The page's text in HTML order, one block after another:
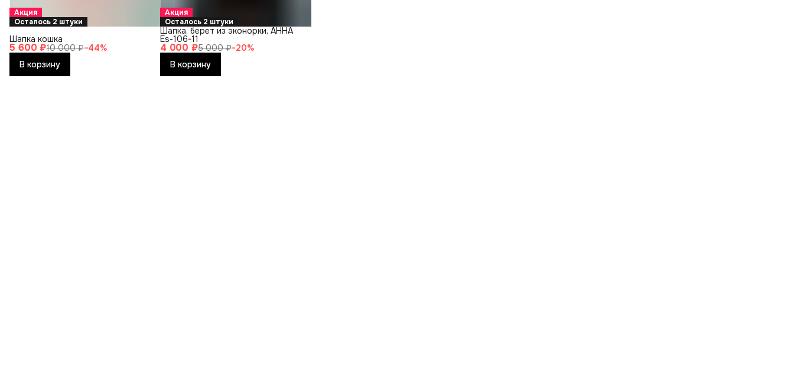
Акция
Осталось 2 штуки
5 600 ₽10 000 ₽−44%
Шапка кошка
В корзину
Акция
Осталось 2 штуки
4 000 ₽5 000 ₽−20%
Шапка, берет из эконорки, АННА
Es-106-11
В корзину